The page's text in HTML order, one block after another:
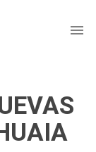
menu